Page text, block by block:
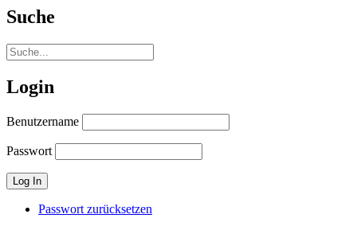
Suche
Login
Benutzername
Passwort
Passwort zurücksetzen